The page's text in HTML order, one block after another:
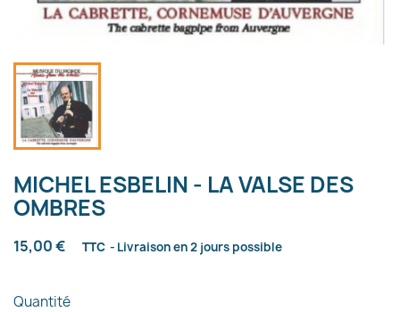
MICHEL ESBELIN - LA VALSE DES
OMBRES
15,00 € TTC Livraison en 2 jours possible
Quantité